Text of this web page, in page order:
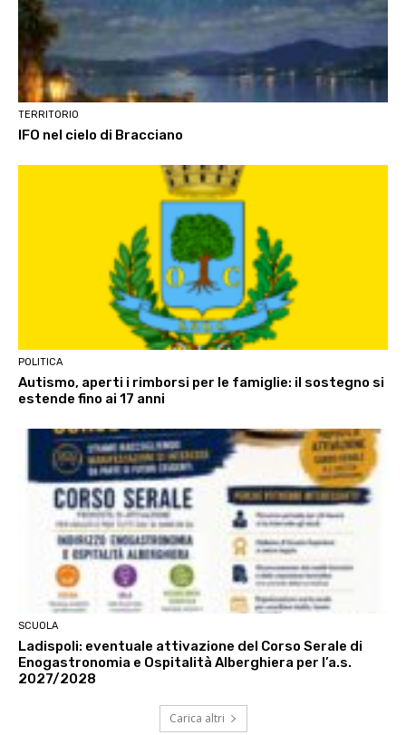
TERRITORIO
IFO nel cielo di Bracciano
POLITICA
Autismo, aperti i rimborsi per le famiglie: il sostegno si
estende fino ai 17 anni
SCUOLA
Ladispoli: eventuale attivazione del Corso Serale di
Enogastronomia e Ospitalità Alberghiera per l’a.s.
2027/2028
Carica altri